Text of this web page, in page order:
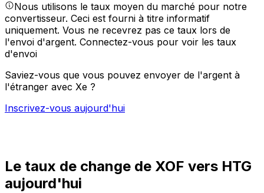
Nous utilisons le taux moyen du marché pour notre
convertisseur. Ceci est fourni à titre informatif
uniquement. Vous ne recevrez pas ce taux lors de
l'envoi d'argent. Connectez-vous pour voir les taux
d'envoi
Saviez-vous que vous pouvez envoyer de l'argent à
l'étranger avec Xe ?
Inscrivez-vous aujourd'hui
Le taux de change de XOF vers HTG
aujourd'hui